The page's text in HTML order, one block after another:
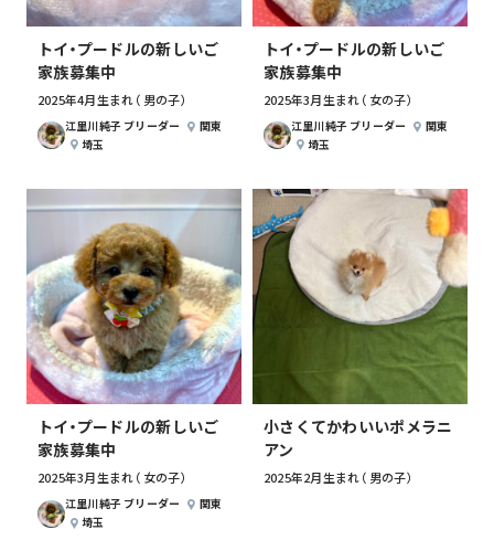
トイ・プードルの新しいご
家族募集中
2025年4月生まれ （男の子）
江里川純子 ブリーダー
関東
埼玉
トイ・プードルの新しいご
家族募集中
2025年3月生まれ （女の子）
江里川純子 ブリーダー
関東
埼玉
トイ・プードルの新しいご
家族募集中
2025年3月生まれ （女の子）
江里川純子 ブリーダー
関東
埼玉
小さくてかわいいポメラニ
アン
2025年2月生まれ （男の子）